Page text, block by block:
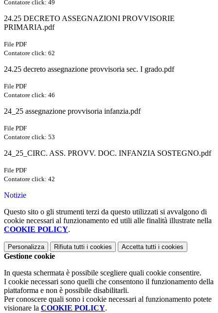
Contatore click: 49
24.25 DECRETO ASSEGNAZIONI PROVVISORIE
PRIMARIA.pdf
File PDF
Contatore click: 62
24.25 decreto assegnazione provvisoria sec. I grado.pdf
File PDF
Contatore click: 46
24_25 assegnazione provvisoria infanzia.pdf
File PDF
Contatore click: 53
24_25_CIRC. ASS. PROVV. DOC. INFANZIA SOSTEGNO.pdf
File PDF
Contatore click: 42
Notizie
Questo sito o gli strumenti terzi da questo utilizzati si avvalgono di
cookie necessari al funzionamento ed utili alle finalità illustrate nella
COOKIE POLICY.
Personalizza Rifiuta tutti i cookies Accetta tutti i cookies
Gestione cookie
In questa schermata è possibile scegliere quali cookie consentire.
I cookie necessari sono quelli che consentono il funzionamento della
piattaforma e non è possibile disabilitarli.
Per conoscere quali sono i cookie necessari al funzionamento potete
visionare la COOKIE POLICY.